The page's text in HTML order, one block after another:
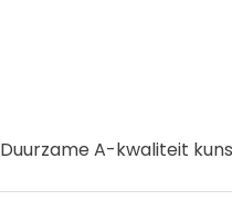
Duurzame A-kwaliteit